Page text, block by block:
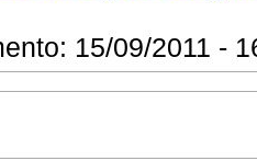
15/09/2011 -